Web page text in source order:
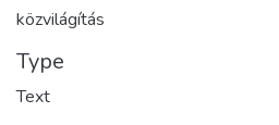
közvilágítás
Type
Text